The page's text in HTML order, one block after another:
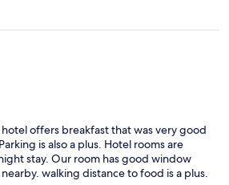
offers breakfast that was very good
is also a plus. Hotel rooms are
stay. Our room has good window
walking distance to food is a plus.